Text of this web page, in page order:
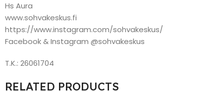
Hs Aura
www.sohvakeskus.fi
https://www.instagram.com/sohvakeskus/
Facebook & Instagram @sohvakeskus
T.K.: 26061704
RELATED PRODUCTS